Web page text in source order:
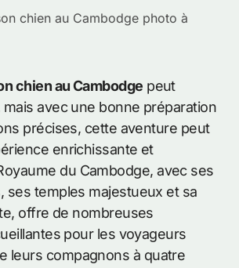
chien au Cambodge peut
avec une bonne préparation
précises, cette aventure peut
enrichissante et
du Cambodge, avec ses
ses temples majestueux et sa
offre de nombreuses
pour les voyageurs
leurs compagnons à quatre